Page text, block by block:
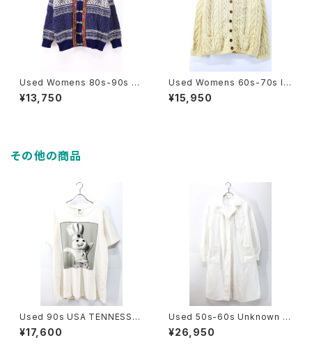
Used Womens 80s-90s N
ORWAY TELEMARK STYLE
Nordic Wool Knit Cardigan
¥13,750
Used Womens 60s-70s IR
ELAND Carakeel Ivory Woo
l Fisher man Knit Cardigan
¥15,950
その他の商品
Used 90s USA TENNESSEE
RIVER Doughboy Parody G
raphic T-Shirt Size L 古着
¥17,600
Used 50s-60s Unknown W
hite Cotton Duster Coat Si
ze L 相当 古着
¥26,950